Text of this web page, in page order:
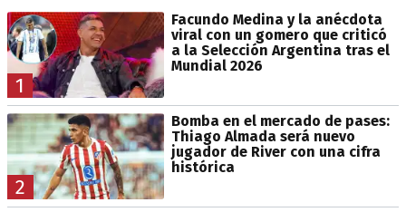
1
Facundo Medina y la anécdota
viral con un gomero que criticó
a la Selección Argentina tras el
Mundial 2026
2
Bomba en el mercado de pases:
Thiago Almada será nuevo
jugador de River con una cifra
histórica